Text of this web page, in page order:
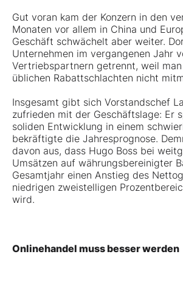
Gut voran kam der Konzern in den
Monaten vor allem in China und
Geschäft schwächelt aber weiter.
Unternehmen im vergangenen Jahr
Vertriebspartnern getrennt, weil
üblichen Rabattschlachten nicht
Insgesamt gibt sich Vorstandschef
zufrieden mit der Geschäftslage: Er
soliden Entwicklung in einem
bekräftigte die Jahresprognose.
davon aus, dass Hugo Boss bei
Umsätzen auf währungsbereinigter
Gesamtjahr einen Anstieg des
niedrigen zweistelligen
wird.
Onlinehandel muss besser werden